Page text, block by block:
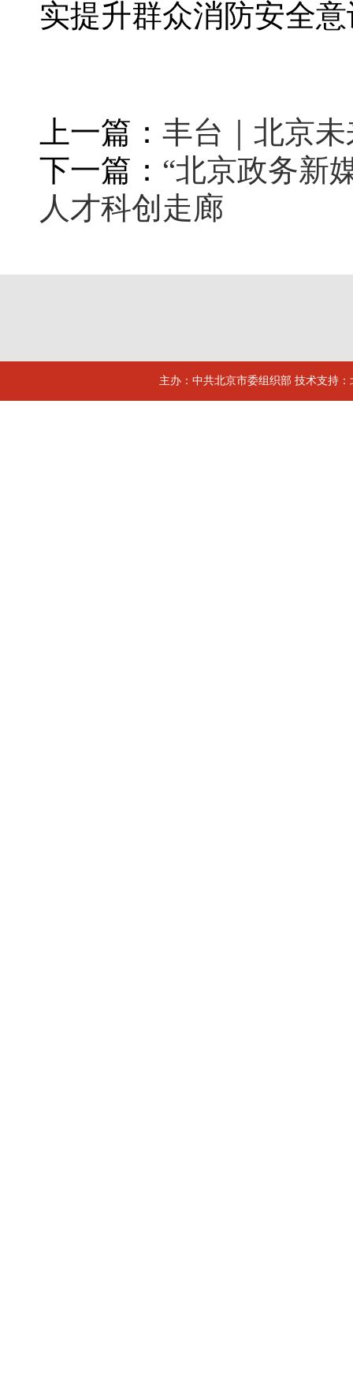
实提升群众消防安全
上一篇： 丰台｜北京
下一篇： “北京政务新
人才科创走廊
主办：中共北京市委组织部 技术支持